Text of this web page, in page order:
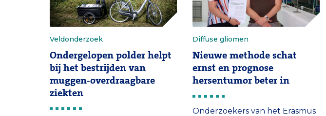
Veldonderzoek
Ondergelopen polder helpt
bij het bestrijden van
muggen-overdraagbare
ziekten
Diffuse gliomen
Nieuwe methode schat
ernst en prognose
hersentumor beter in
Onderzoekers van het Erasmus